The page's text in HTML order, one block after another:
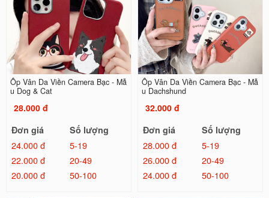
Ốp Vân Da Viền Camera Bạc - Mẫ
u Dog & Cat
28.000 đ
Đơn giá
Số lượng
24.000 đ
5-19
22.000 đ
20-49
20.000 đ
50-100
Ốp Vân Da Viền Camera Bạc - Mẫ
u Dachshund
32.000 đ
Đơn giá
Số lượng
28.000 đ
5-19
26.000 đ
20-49
24.000 đ
50-100